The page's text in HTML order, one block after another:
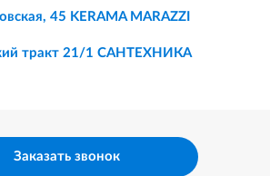
45 KERAMA MARAZZI
тракт 21/1 САНТЕХНИКА
Заказать звонок